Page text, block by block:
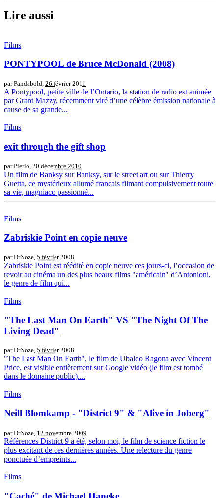
Lire aussi
Films
PONTYPOOL de Bruce McDonald (2008)
par Pandabold, 26 février 2011
A Pontypool, petite ville de l’Ontario, la station de radio est animée
par Grant Mazzy, récemment viré d’une célèbre émission nationale à
cause de sa grande...
Films
exit through the gift shop
par Pierlo, 20 décembre 2010
Un film de Banksy sur Banksy, sur le street art ou sur Thierry
Guetta, ce mystérieux allumé français filmant compulsivement toute
sa vie, magniaco passionné...
Films
Zabriskie Point en copie neuve
par DrNoze, 5 février 2008
Zabriskie Point est réédité en copie neuve ces jours-ci, l’occasion de
revoir au cinéma un des plus beaux films "américain" d’Antonioni,
le genre de film qui...
Films
"The Last Man On Earth" VS "The Night Of The
Living Dead"
par DrNoze, 5 février 2008
"The Last Man On Earth", le film de Ubaldo Ragona avec Vincent
Price, est visible entièrement sur Google vidéo (le film est tombé
dans le domaine public)....
Films
Neill Blomkamp - "District 9" & "Alive in Joberg"
par DrNoze, 12 novembre 2009
Références District 9 a été, selon moi, le film de science fiction le
plus excitant de ces dernières années. Une relecture du genre
ponctuée d’empreints...
Films
"Caché" de Michael Haneke